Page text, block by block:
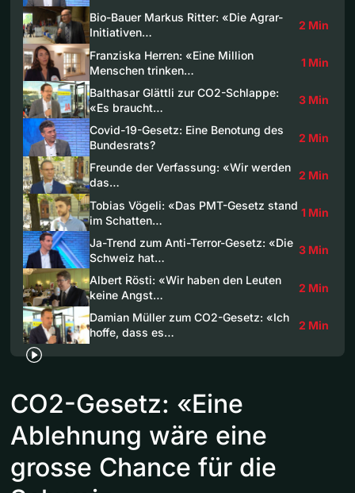
Bio-Bauer Markus Ritter: «Die Agrar-
Initiativen…
2 Min
Franziska Herren: «Eine Million
Menschen trinken…
1 Min
Balthasar Glättli zur CO2-Schlappe:
«Es braucht…
3 Min
Covid-19-Gesetz: Eine Benotung des
Bundesrats?
2 Min
Freunde der Verfassung: «Wir werden
das…
2 Min
Tobias Vögeli: «Das PMT-Gesetz stand
im Schatten…
1 Min
Ja-Trend zum Anti-Terror-Gesetz: «Die
Schweiz hat…
3 Min
Albert Rösti: «Wir haben den Leuten
keine Angst…
2 Min
Damian Müller zum CO2-Gesetz: «Ich
hoffe, dass es…
2 Min
CO2-Gesetz: «Eine
Ablehnung wäre eine
grosse Chance für die